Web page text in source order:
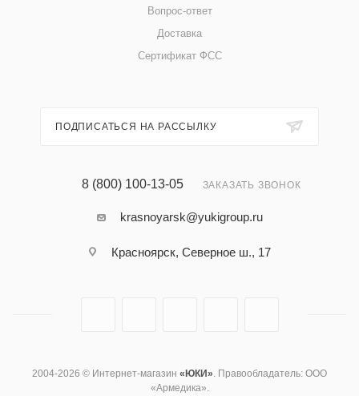
Вопрос-ответ
Доставка
Сертификат ФСС
ПОДПИСАТЬСЯ НА РАССЫЛКУ
8 (800) 100-13-05 ЗАКАЗАТЬ ЗВОНОК
krasnoyarsk@yukigroup.ru
Красноярск, Северное ш., 17
2004-2026 © Интернет-магазин «ЮКИ». Правообладатель: ООО
«Армедика».